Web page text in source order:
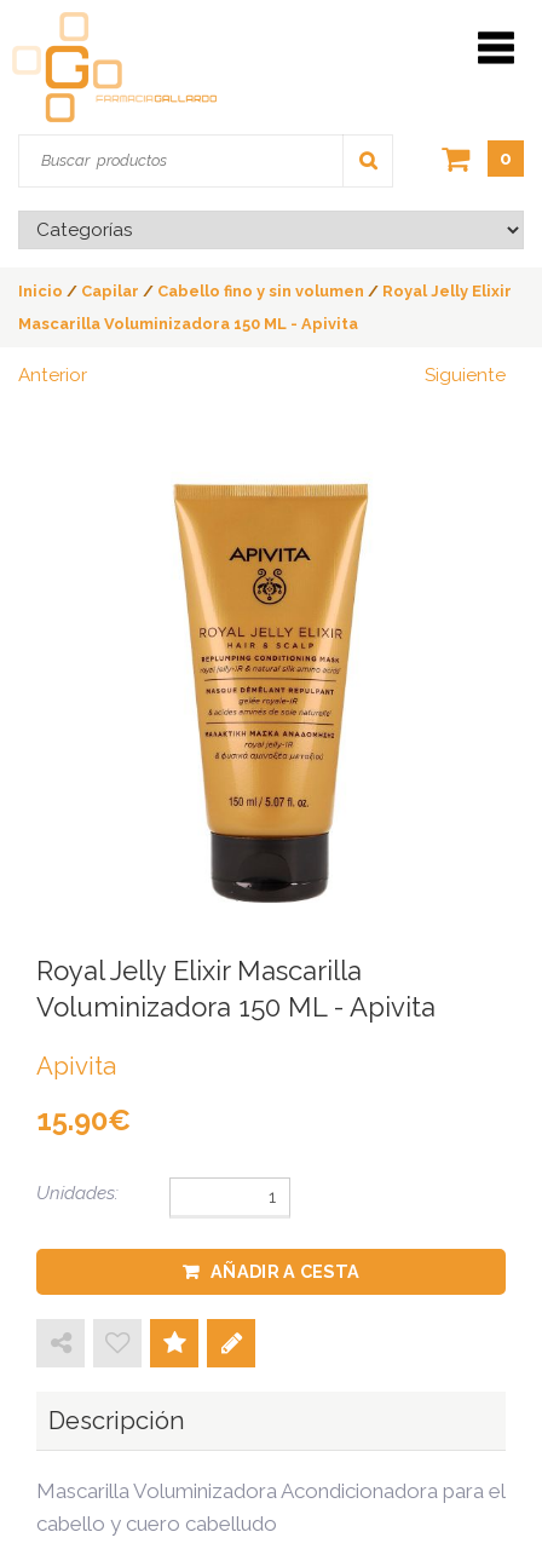
0
Inicio / Capilar / Cabello fino y sin volumen / Royal Jelly Elixir
Mascarilla Voluminizadora 150 ML - Apivita
Anterior Siguiente
Royal Jelly Elixir Mascarilla
Voluminizadora 150 ML - Apivita
Apivita
15.90
Unidades:
AÑADIR A CESTA
Descripción
Mascarilla Voluminizadora Acondicionadora para el
cabello y cuero cabelludo